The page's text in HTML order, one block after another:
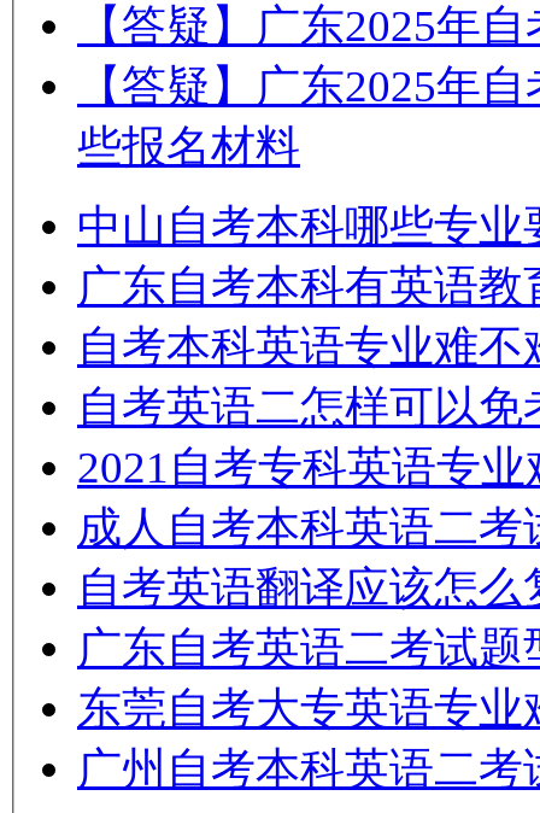
【答疑】广东2025年
【答疑】广东2025年
些报名材料
中山自考本科哪些专业
广东自考本科有英语教
自考本科英语专业难不
自考英语二怎样可以
2021自考专科英语专业
成人自考本科英语二
自考英语翻译应该怎么
广东自考英语二考试题
东莞自考大专英语专业
广州自考本科英语二